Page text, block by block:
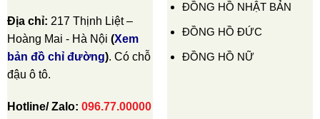
Địa chỉ: 217 Thịnh Liệt –
Hoàng Mai - Hà Nội (Xem
bản đồ chỉ đường). Có chỗ
đậu ô tô.
Hotline/ Zalo: 096.77.00000
ĐỒNG HỒ NHẬT BẢN
ĐỒNG HỒ ĐỨC
ĐỒNG HỒ NỮ